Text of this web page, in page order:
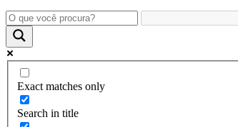
Exact matches only
Search in title